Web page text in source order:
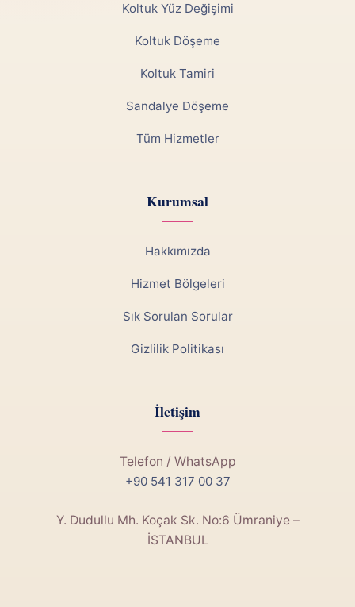
Koltuk Yüz Değişimi
Koltuk Döşeme
Koltuk Tamiri
Sandalye Döşeme
Tüm Hizmetler
Kurumsal
Hakkımızda
Hizmet Bölgeleri
Sık Sorulan Sorular
Gizlilik Politikası
İletişim
Telefon / WhatsApp
+90 541 317 00 37
Y. Dudullu Mh. Koçak Sk. No:6 Ümraniye –
İSTANBUL